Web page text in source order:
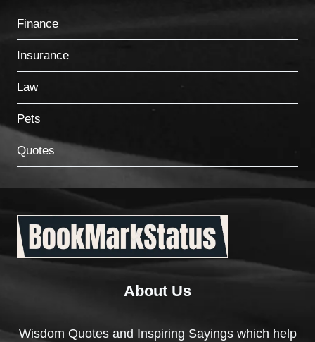
Finance
Insurance
Law
Pets
Quotes
About Us
Wisdom Quotes and Inspiring Sayings which help